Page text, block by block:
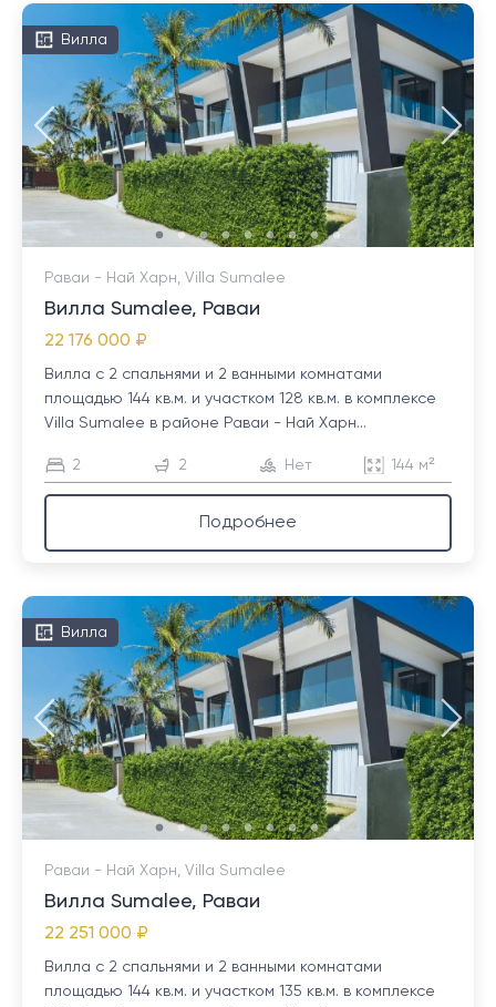
Вилла
Раваи - Най Харн, Villa Sumalee
Вилла Sumalee, Раваи
22 176 000 ₽
Вилла с 2 спальнями и 2 ванными комнатами
площадью 144 кв.м. и участком 128 кв.м. в комплексе
Villa Sumalee в районе Раваи - Най Харн...
2 2 Нет 144 м²
Подробнее
Вилла
Раваи - Най Харн, Villa Sumalee
Вилла Sumalee, Раваи
22 251 000 ₽
Вилла с 2 спальнями и 2 ванными комнатами
площадью 144 кв.м. и участком 135 кв.м. в комплексе